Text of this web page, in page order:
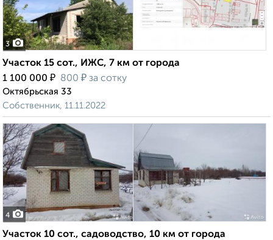
3
Участок 15 сот., ИЖС, 7 км от города
1 100 000 ₽ 800 ₽ за сотку
Октябрьская 33
Собственник, 11.11.2022
4
Участок 10 сот., садоводство, 10 км от города